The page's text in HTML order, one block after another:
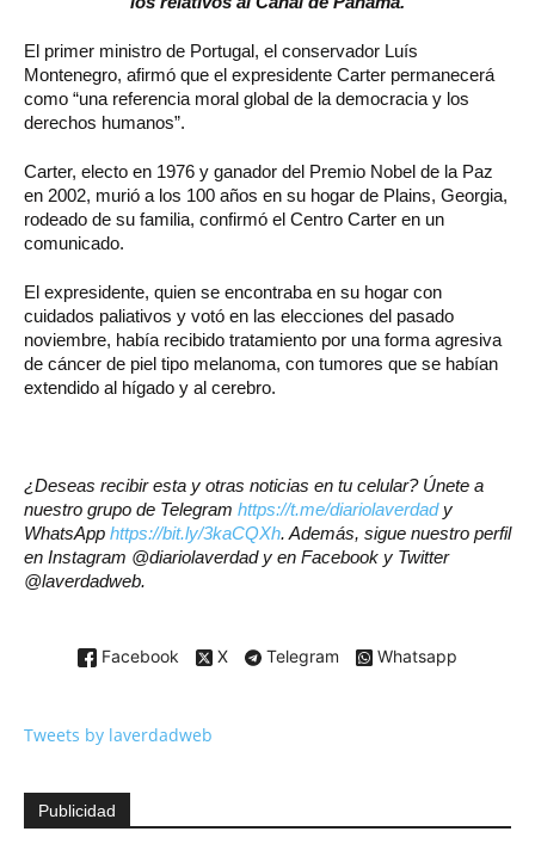
El primer ministro de Portugal, el conservador Luís
Montenegro, afirmó que el expresidente Carter permanecerá
como “una referencia moral global de la democracia y los
derechos humanos”.
Carter, electo en 1976 y ganador del Premio Nobel de la Paz
en 2002, murió a los 100 años en su hogar de Plains, Georgia,
rodeado de su familia, confirmó el Centro Carter en un
comunicado.
El expresidente, quien se encontraba en su hogar con
cuidados paliativos y votó en las elecciones del pasado
noviembre, había recibido tratamiento por una forma agresiva
de cáncer de piel tipo melanoma, con tumores que se habían
extendido al hígado y al cerebro.
¿Deseas recibir esta y otras noticias en tu celular? Únete a
nuestro grupo de Telegram https://t.me/diariolaverdady
WhatsApp https://bit.ly/3kaCQXh. Además, sigue nuestro perfil
en Instagram @diariolaverdad y en Facebook y Twitter
@laverdadweb.
Facebook X Telegram Whatsapp
Tweets by laverdadweb
Publicidad